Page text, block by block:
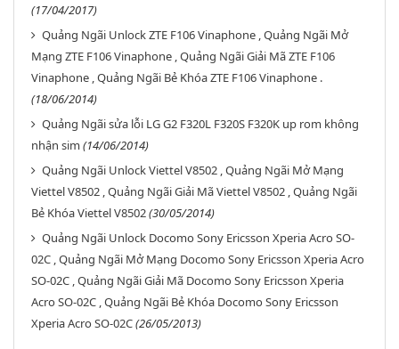
(17/04/2017)
Quảng Ngãi Unlock ZTE F106 Vinaphone , Quảng Ngãi Mở
Mạng ZTE F106 Vinaphone , Quảng Ngãi Giải Mã ZTE F106
Vinaphone , Quảng Ngãi Bẻ Khóa ZTE F106 Vinaphone .
(18/06/2014)
Quảng Ngãi sửa lỗi LG G2 F320L F320S F320K up rom không
nhận sim (14/06/2014)
Quảng Ngãi Unlock Viettel V8502 , Quảng Ngãi Mở Mạng
Viettel V8502 , Quảng Ngãi Giải Mã Viettel V8502 , Quảng Ngãi
Bẻ Khóa Viettel V8502(30/05/2014)
Quảng Ngãi Unlock Docomo Sony Ericsson Xperia Acro SO-
02C , Quảng Ngãi Mở Mạng Docomo Sony Ericsson Xperia Acro
SO-02C , Quảng Ngãi Giải Mã Docomo Sony Ericsson Xperia
Acro SO-02C , Quảng Ngãi Bẻ Khóa Docomo Sony Ericsson
Xperia Acro SO-02C(26/05/2013)